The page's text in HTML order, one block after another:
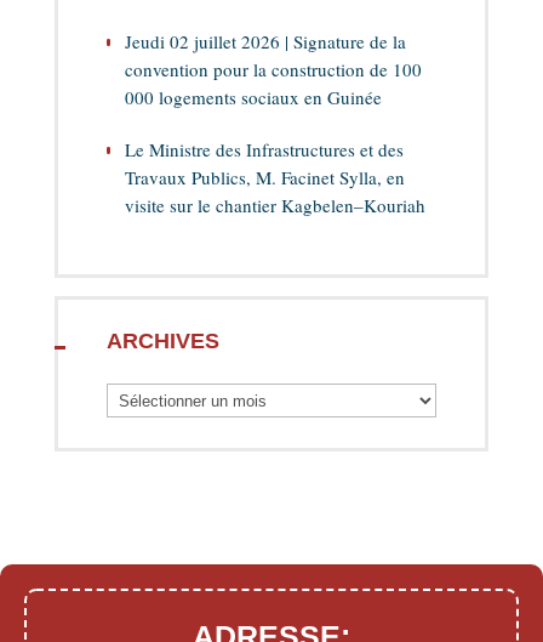
Jeudi 02 juillet 2026 | Signature de la
convention pour la construction de 100
000 logements sociaux en Guinée
Le Ministre des Infrastructures et des
Travaux Publics, M. Facinet Sylla, en
visite sur le chantier Kagbelen–Kouriah
ARCHIVES
Archives